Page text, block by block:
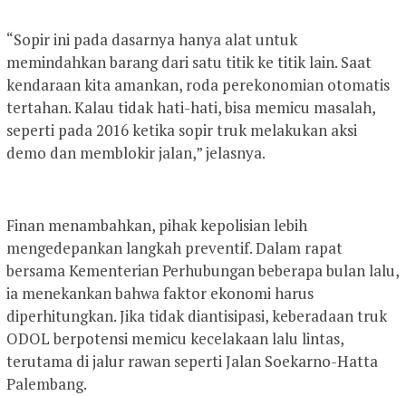
“Sopir ini pada dasarnya hanya alat untuk
memindahkan barang dari satu titik ke titik lain. Saat
kendaraan kita amankan, roda perekonomian otomatis
tertahan. Kalau tidak hati-hati, bisa memicu masalah,
seperti pada 2016 ketika sopir truk melakukan aksi
demo dan memblokir jalan,” jelasnya.
Finan menambahkan, pihak kepolisian lebih
mengedepankan langkah preventif. Dalam rapat
bersama Kementerian Perhubungan beberapa bulan lalu,
ia menekankan bahwa faktor ekonomi harus
diperhitungkan. Jika tidak diantisipasi, keberadaan truk
ODOL berpotensi memicu kecelakaan lalu lintas,
terutama di jalur rawan seperti Jalan Soekarno-Hatta
Palembang.